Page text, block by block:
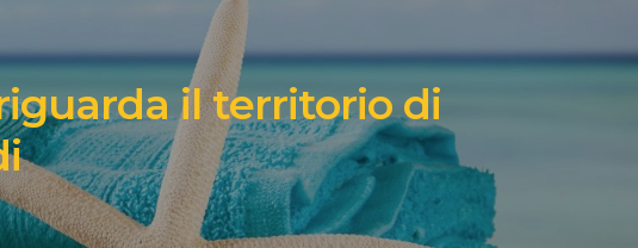
il territorio di